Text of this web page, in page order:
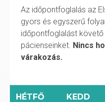
Az időpontfoglalás az
gyors és egyszerű
időpontfoglalást
pácienseinket. Nincs
várakozás.
HÉTFŐ KEDD